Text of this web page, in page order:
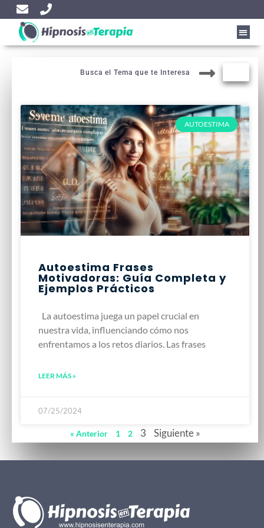
Busca el Tema que te Interesa
AUTOESTIMA
Autoestima Frases
Motivadoras: Guía Completa y
Ejemplos Prácticos
La autoestima juega un papel crucial en
nuestra vida, influenciando cómo nos
enfrentamos a los retos diarios. Las frases
LEER MÁS »
07/25/2024
« Anterior 1 2 3 Siguiente »